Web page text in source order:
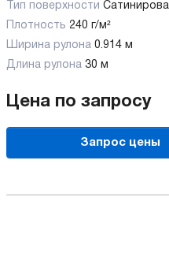
Тип поверхности
Плотность 240 г/м²
Ширина рулона 0.914 м
Длина рулона 30 м
Цена по запросу
Запрос цены